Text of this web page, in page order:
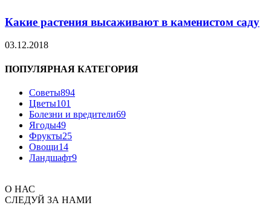
Какие растения высаживают в каменистом саду
03.12.2018
ПОПУЛЯРНАЯ КАТЕГОРИЯ
Советы894
Цветы101
Болезни и вредители69
Ягоды49
Фрукты25
Овощи14
Ландшафт9
О НАС
СЛЕДУЙ ЗА НАМИ